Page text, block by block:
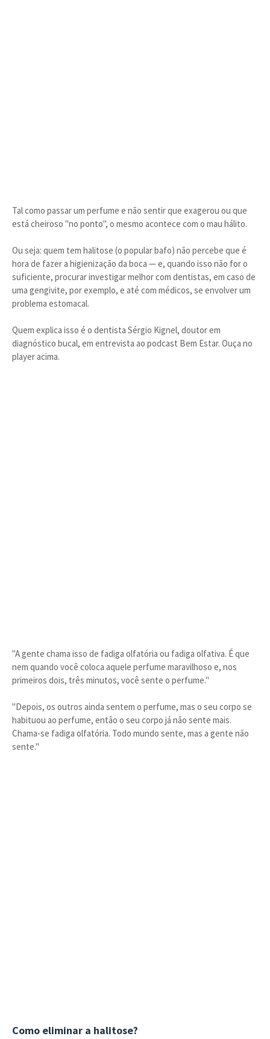
Tal como passar um perfume e não sentir que exagerou ou que
está cheiroso "no ponto", o mesmo acontece com o mau hálito.
Ou seja: quem tem halitose (o popular bafo) não percebe que é
hora de fazer a higienização da boca — e, quando isso não for o
suficiente, procurar investigar melhor com dentistas, em caso de
uma gengivite, por exemplo, e até com médicos, se envolver um
problema estomacal.
Quem explica isso é o dentista Sérgio Kignel, doutor em
diagnóstico bucal, em entrevista ao podcast Bem Estar. Ouça no
player acima.
"A gente chama isso de fadiga olfatória ou fadiga olfativa. É que
nem quando você coloca aquele perfume maravilhoso e, nos
primeiros dois, três minutos, você sente o perfume."
"Depois, os outros ainda sentem o perfume, mas o seu corpo se
habituou ao perfume, então o seu corpo já não sente mais.
Chama-se fadiga olfatória. Todo mundo sente, mas a gente não
sente."
Como eliminar a halitose?